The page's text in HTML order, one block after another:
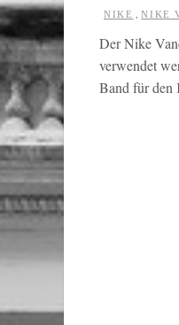
NIKE ,NIKE
Der Nike
verwendet
Band für den